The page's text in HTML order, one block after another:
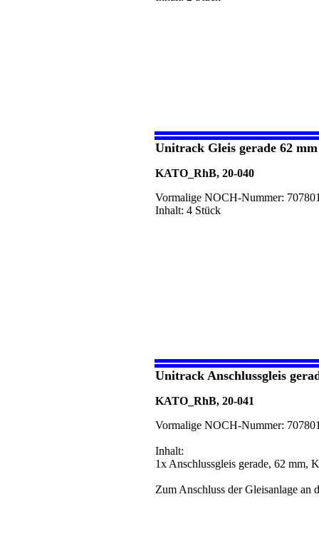
Unitrack Gleis gerade 62 mm
KATO_RhB, 20-040
Vormalige NOCH-Nummer:
Inhalt: 4 Stück
Unitrack Anschlussgleis
KATO_RhB, 20-041
Vormalige NOCH-Nummer:
Inhalt:
1x Anschlussgleis gerade, 62 mm,
Zum Anschluss der Gleisanlage an